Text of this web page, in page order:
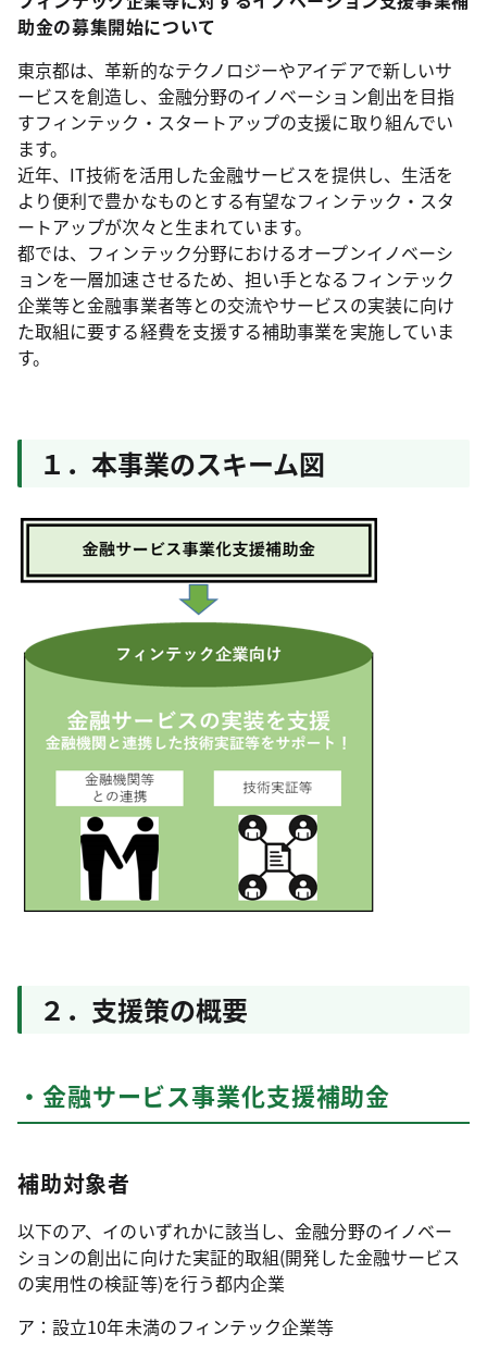
助金の募集開始について
東京都は、革新的なテクノロジーやアイデアで新しいサ
ービスを創造し、金融分野のイノベーション創出を目指
すフィンテック・スタートアップの支援に取り組んでい
ます。
近年、IT技術を活用した金融サービスを提供し、生活を
より便利で豊かなものとする有望なフィンテック・スタ
ートアップが次々と生まれています。
都では、フィンテック分野におけるオープンイノベーシ
ョンを一層加速させるため、担い手となるフィンテック
企業等と金融事業者等との交流やサービスの実装に向け
た取組に要する経費を支援する補助事業を実施していま
す。
１．本事業のスキーム図
２．支援策の概要
・金融サービス事業化支援補助金
補助対象者
以下のア、イのいずれかに該当し、金融分野のイノベー
ションの創出に向けた実証的取組(開発した金融サービス
の実用性の検証等)を行う都内企業
ア：設立10年未満のフィンテック企業等